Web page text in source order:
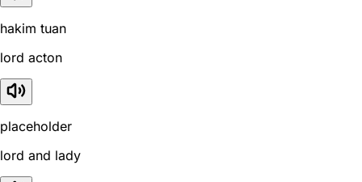
hakim tuan
lord acton
placeholder
lord and lady